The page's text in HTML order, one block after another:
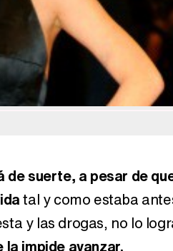
de suerte, a pesar de
tal y como estaba
y las drogas, no lo
la impide avanzar.